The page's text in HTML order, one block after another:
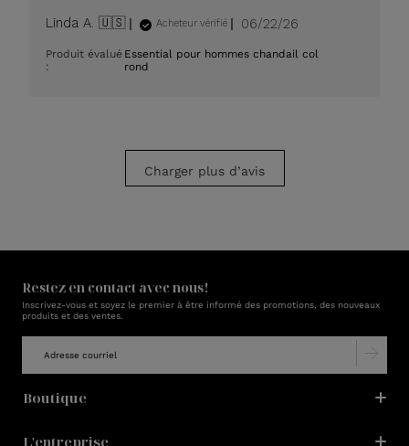
Linda A. 🇺🇸 Acheteur vérifié
Date
publication
06/22/26
Produit évalué
:
Essential pour hommes chandail col
rond
Charger plus d’avis
Restez en contact avec nous!
Inscrivez-vous et soyez le premier à être informé des promotions, des nouveaux
produits et des ventes.
Boutique
L'entreprise